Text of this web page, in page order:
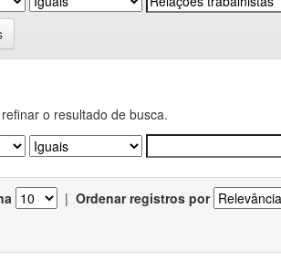
o resultado de busca.
| Ordenar registros por